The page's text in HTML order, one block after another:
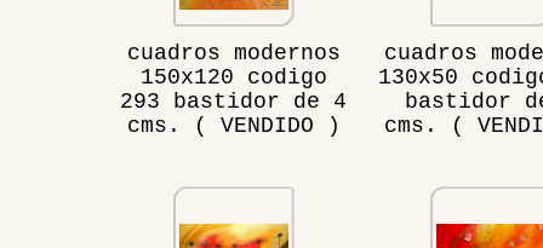
cuadros modernos
150x120 codigo
293 bastidor de 4
cms. ( VENDIDO )
cuadros
130x50
bastidor
cms. (